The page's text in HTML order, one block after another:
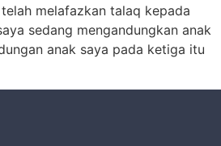
melafazkan talaq kepada
sedang mengandungkan anak
anak saya pada ketiga itu